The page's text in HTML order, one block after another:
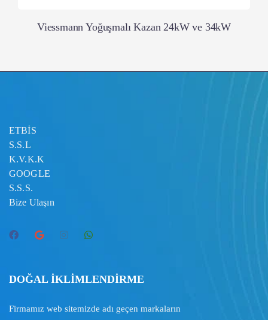
Viessmann Yoğuşmalı Kazan 24kW ve 34kW
ETBİS
S.S.L
K.V.K.K
GOOGLE
S.S.S.
Bize Ulaşın
DOĞAL İKLİMLENDİRME
Firmamız web sitemizde adı geçen markaların